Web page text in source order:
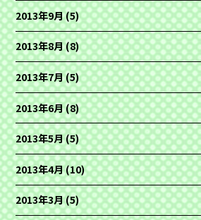
2013年9月(5)
2013年8月(8)
2013年7月(5)
2013年6月(8)
2013年5月(5)
2013年4月(10)
2013年3月(5)